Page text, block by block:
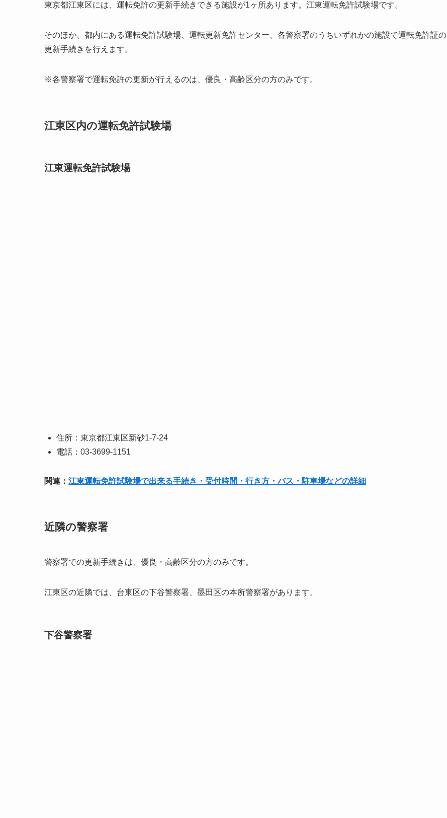
東京都江東区には、運転免許の更新手続きできる施設が1ヶ所あります。江東運転免許試験場です。
そのほか、都内にある運転免許試験場、運転更新免許センター、各警察署のうちいずれかの施設で運転免許証の
更新手続きを行えます。
※各警察署で運転免許の更新が行えるのは、優良・高齢区分の方のみです。
江東区内の運転免許試験場
江東運転免許試験場
住所：東京都江東区新砂1-7-24
電話：03-3699-1151
関連： 江東運転免許試験場で出来る手続き・受付時間・行き方・バス・駐車場などの詳細
近隣の警察署
警察署での更新手続きは、優良・高齢区分の方のみです。
江東区の近隣では、台東区の下谷警察署、墨田区の本所警察署があります。
下谷警察署